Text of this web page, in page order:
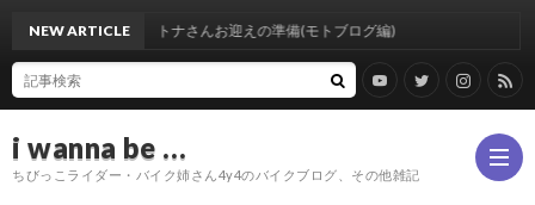
i wanna be …
ちびっこライダー・バイク姉さん4y4のバイクブログ、その他雑記
NEW ARTICLEデイトナさんお迎えの準備(モトブログ編)